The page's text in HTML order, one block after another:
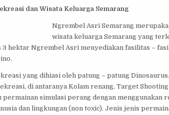
dan Wisata Keluarga Semarang
Ngrembel Asri Semarang
wisata keluarga Semarang yang
3 hektar Ngrembel Asri menyediakan fasilitas –
yang dihiasi oleh patung – patung
di antaranya Kolam renang, Target
permainan simulasi perang dengan menggunakan
dan lingkungan (non toxic). Jenis jenis